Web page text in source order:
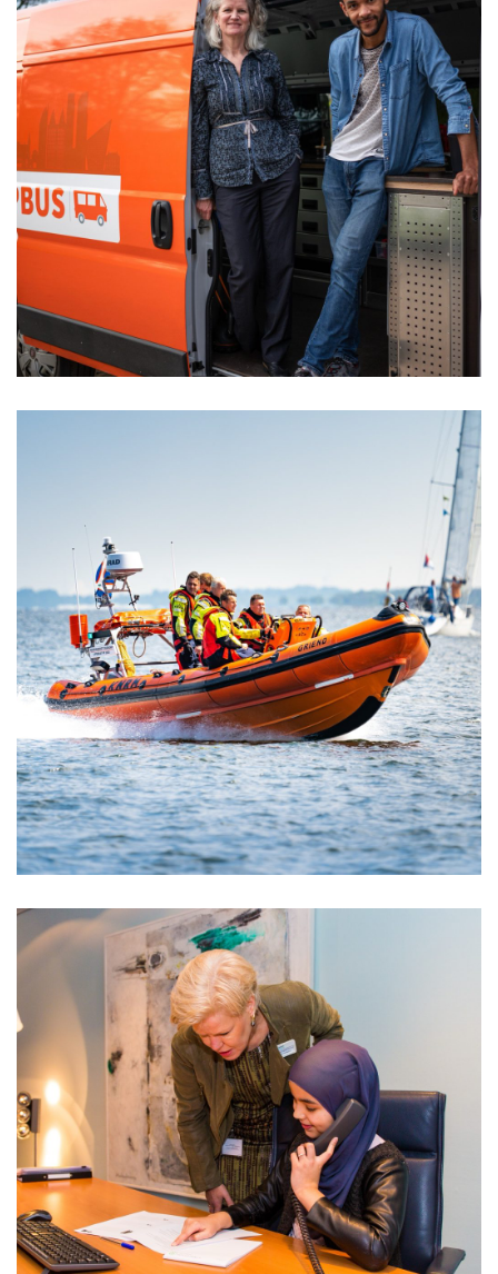
De Soepbus: elke avond soep, steun en
een luisterend oor
KNRM: redders waar Nederland al 200 jaar
op kan bouwen
JINC: kansen creëren voor de talenten van
morgen